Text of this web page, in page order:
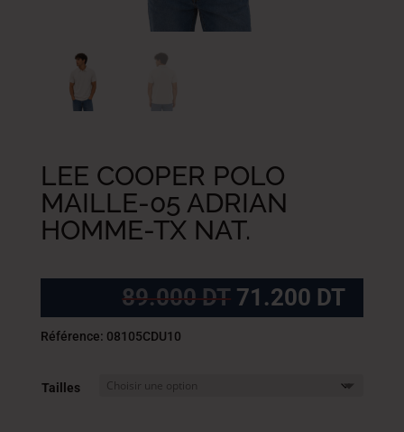
LEE COOPER POLO
MAILLE-05 ADRIAN
HOMME-TX NAT.
89.000DT Le
prix
71.200 DTLe
prix
Référence: 08105CDU10
Tailles